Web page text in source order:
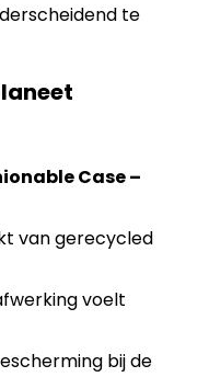
te
Case –
van gerecycled
voelt
bij de